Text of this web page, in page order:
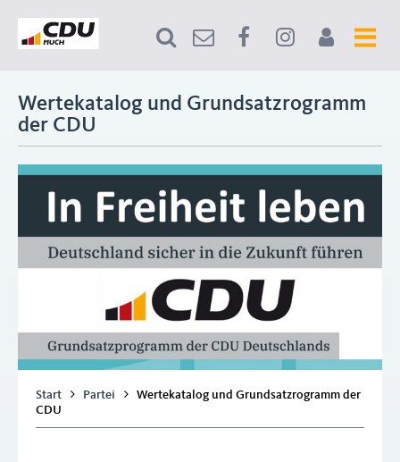
Wertekatalog und Grundsatzrogramm
der CDU
Start Partei
Wertekatalog und Grundsatzrogramm der
CDU